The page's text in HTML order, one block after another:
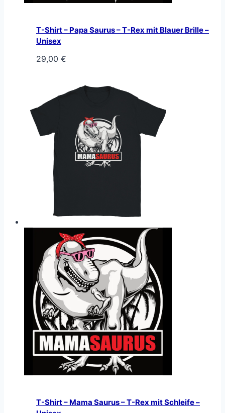
T-Shirt – Papa Saurus – T-Rex mit Blauer Brille –
Unisex
29,00 €
T-Shirt – Mama Saurus – T-Rex mit Schleife –